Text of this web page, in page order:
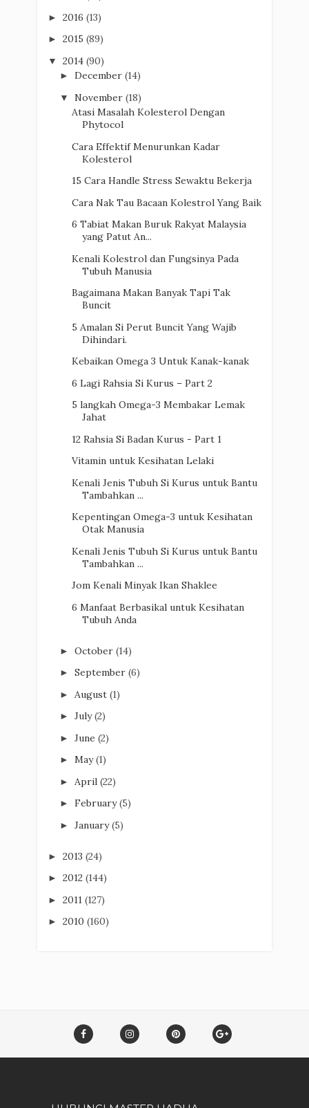
► 2016 (13)
► 2015 (89)
▼ 2014 (90)
► December (14)
▼ November (18)
Atasi Masalah Kolesterol Dengan
Phytocol
Cara Effektif Menurunkan Kadar
Kolesterol
15 Cara Handle Stress Sewaktu Bekerja
Cara Nak Tau Bacaan Kolestrol Yang Baik
6 Tabiat Makan Buruk Rakyat Malaysia
yang Patut An...
Kenali Kolestrol dan Fungsinya Pada
Tubuh Manusia
Bagaimana Makan Banyak Tapi Tak
Buncit
5 Amalan Si Perut Buncit Yang Wajib
Dihindari.
Kebaikan Omega 3 Untuk Kanak-kanak
6 Lagi Rahsia Si Kurus – Part 2
5 langkah Omega-3 Membakar Lemak
Jahat
12 Rahsia Si Badan Kurus - Part 1
Vitamin untuk Kesihatan Lelaki
Kenali Jenis Tubuh Si Kurus untuk Bantu
Tambahkan ...
Kepentingan Omega-3 untuk Kesihatan
Otak Manusia
Kenali Jenis Tubuh Si Kurus untuk Bantu
Tambahkan ...
Jom Kenali Minyak Ikan Shaklee
6 Manfaat Berbasikal untuk Kesihatan
Tubuh Anda
► October (14)
► September (6)
► August (1)
► July(2)
► June (2)
► May(1)
► April (22)
► February(5)
► January(5)
► 2013 (24)
► 2012 (144)
► 2011 (127)
► 2010 (160)